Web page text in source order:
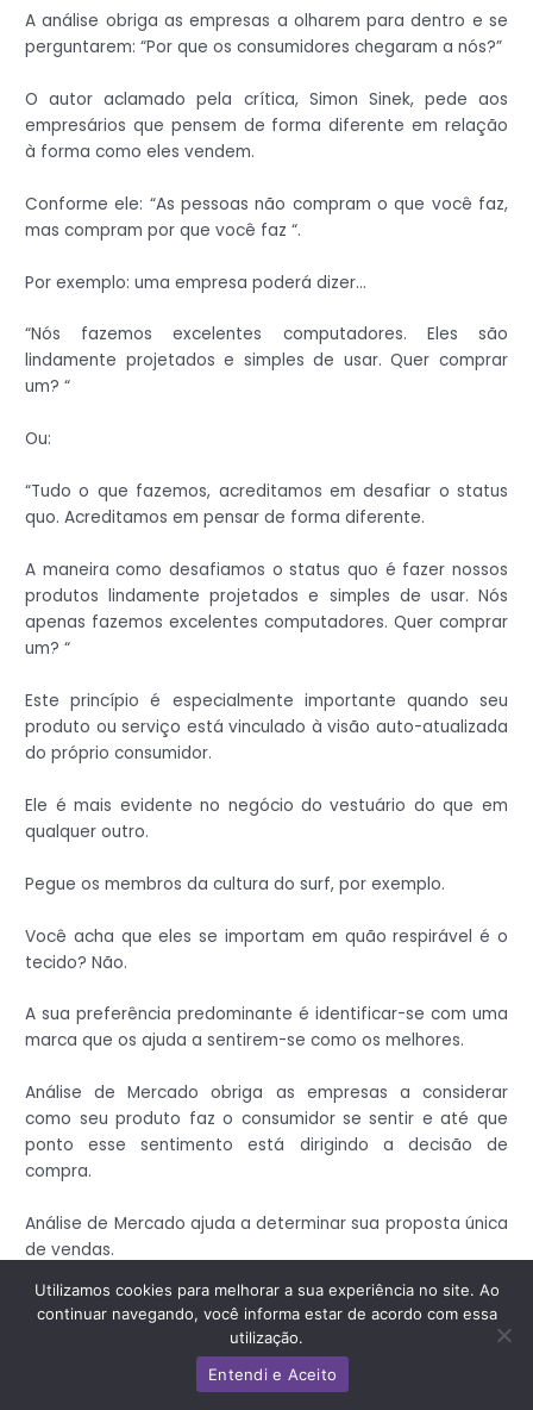
A análise obriga as empresas a olharem para dentro e se
perguntarem: “Por que os consumidores chegaram a nós?”
O autor aclamado pela crítica, Simon Sinek, pede aos
empresários que pensem de forma diferente em relação
à forma como eles vendem.
Conforme ele: “As pessoas não compram o que você faz,
mas compram por que você faz “.
Por exemplo: uma empresa poderá dizer…
“Nós fazemos excelentes computadores. Eles são
lindamente projetados e simples de usar. Quer comprar
um? “
Ou:
“Tudo o que fazemos, acreditamos em desafiar o status
quo. Acreditamos em pensar de forma diferente.
A maneira como desafiamos o status quo é fazer nossos
produtos lindamente projetados e simples de usar. Nós
apenas fazemos excelentes computadores. Quer comprar
um? “
Este princípio é especialmente importante quando seu
produto ou serviço está vinculado à visão auto-atualizada
do próprio consumidor.
Ele é mais evidente no negócio do vestuário do que em
qualquer outro.
Pegue os membros da cultura do surf, por exemplo.
Você acha que eles se importam em quão respirável é o
tecido? Não.
A sua preferência predominante é identificar-se com uma
marca que os ajuda a sentirem-se como os melhores.
Análise de Mercado obriga as empresas a considerar
como seu produto faz o consumidor se sentir e até que
ponto esse sentimento está dirigindo a decisão de
compra.
Análise de Mercado ajuda a determinar sua proposta única
de vendas.
Embora nem sempre tenham sido acordados
semanticamente, existem cinco maneiras pelas quais uma
empresa pode diferenciar seu produto ou serviço para
torná-lo atraente aos clientes.
Utilizamos cookies para melhorar a sua experiência no site. Ao
continuar navegando, você informa estar de acordo com essa
utilização.
Entendi e Aceito